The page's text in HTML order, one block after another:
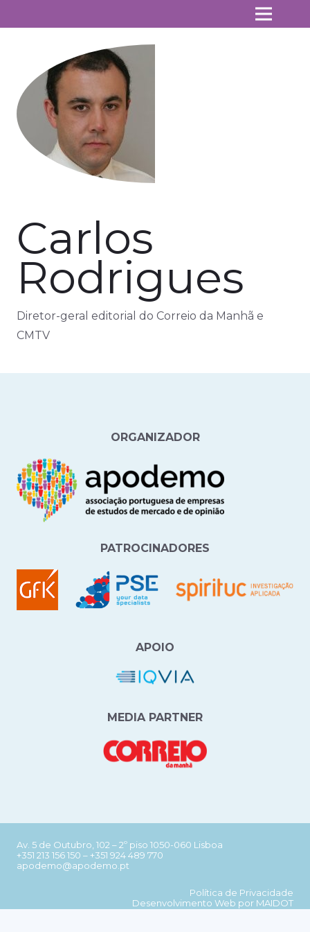
Carlos
Rodrigues
Diretor-geral editorial do Correio da Manhã e
CMTV
ORGANIZADOR
PATROCINADORES
APOIO
MEDIA PARTNER
Av. 5 de Outubro, 102 – 2º piso 1050-060 Lisboa
+351 213 156 150 –+351 924 489 770
apodemo@apodemo.pt
Política de Privacidade
Desenvolvimento Web por MAIDOT